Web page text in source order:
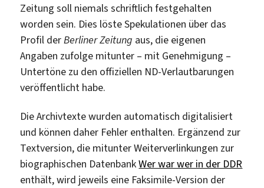
Zeitung soll niemals schriftlich festgehalten
worden sein. Dies löste Spekulationen über das
Profil derBerliner Zeitung aus, die eigenen
Angaben zufolge mitunter – mit Genehmigung –
Untertöne zu den offiziellen ND-Verlautbarungen
veröffentlicht habe.
Die Archivtexte wurden automatisch digitalisiert
und können daher Fehler enthalten. Ergänzend zur
Textversion, die mitunter Weiterverlinkungen zur
biographischen DatenbankWer war wer in der DDR
enthält, wird jeweils eine Faksimile-Version der